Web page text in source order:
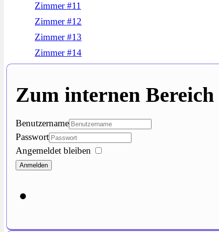
Zimmer #11
Zimmer #12
Zimmer #13
Zimmer #14
Zum internen Bereich
Benutzername
Passwort
Angemeldet bleiben
Anmelden